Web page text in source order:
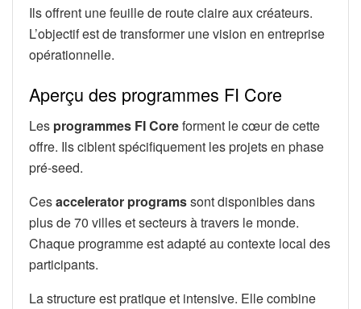
Ils offrent une feuille de route claire aux créateurs.
L’objectif est de transformer une vision en entreprise
opérationnelle.
Aperçu des programmes FI Core
Les programmes FI Coreforment le cœur de cette
offre. Ils ciblent spécifiquement les projets en phase
pré-seed.
Cesaccelerator programssont disponibles dans
plus de 70 villes et secteurs à travers le monde.
Chaque programme est adapté au contexte local des
participants.
La structure est pratique et intensive. Elle combine